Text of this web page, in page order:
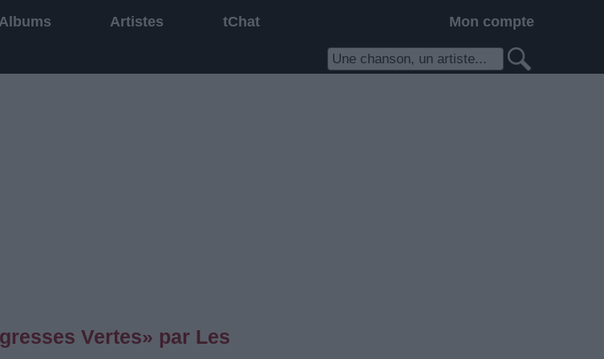
Albums Artistes tChat Mon compte
Vertes» par Les